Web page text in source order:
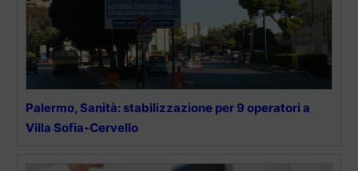
Palermo, Sanità: stabilizzazione per 9 operatori a
Villa Sofia-Cervello